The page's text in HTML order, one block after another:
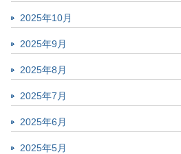
2025年10月
2025年9月
2025年8月
2025年7月
2025年6月
2025年5月